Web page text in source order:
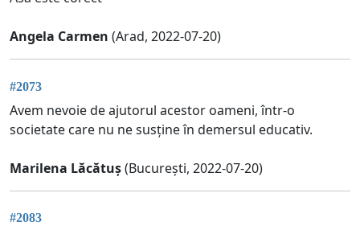
Angela Carmen (Arad, 2022-07-20)
#2073
Avem nevoie de ajutorul acestor oameni, într-o
societate care nu ne susține în demersul educativ.
Marilena Lăcătuș(București, 2022-07-20)
#2083